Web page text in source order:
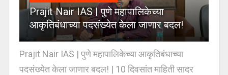
Prajit Nair IAS | पुणे महापालिकेच्या
आकृतिबंधाच्या पदसंख्येत केला जाणार बदल!
Prajit Nair IAS | पुणे महापालिकेच्या आकृतिबंधाच्या
पदसंख्येत केला जाणार बदल! | 10 दिवसांत माहिती सादर